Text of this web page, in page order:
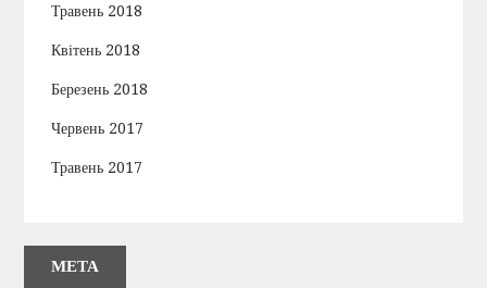
Травень 2018
Квітень 2018
Березень 2018
Червень 2017
Травень 2017
МЕТА